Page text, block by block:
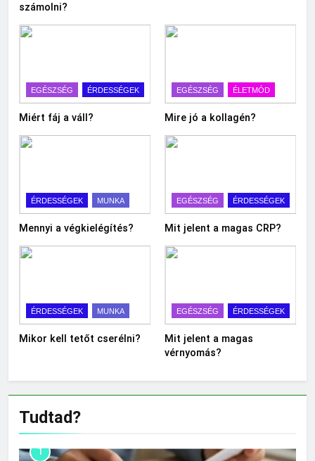
számolni?
EGÉSZSÉG ÉRDESSÉGEK
Miért fáj a váll?
EGÉSZSÉG ÉLETMÓD
Mire jó a kollagén?
ÉRDESSÉGEK MUNKA
Mennyi a végkielégítés?
EGÉSZSÉG ÉRDESSÉGEK
Mit jelent a magas CRP?
ÉRDESSÉGEK MUNKA
Mikor kell tetőt cserélni?
EGÉSZSÉG ÉRDESSÉGEK
Mit jelent a magas
vérnyomás?
Tudtad?
1